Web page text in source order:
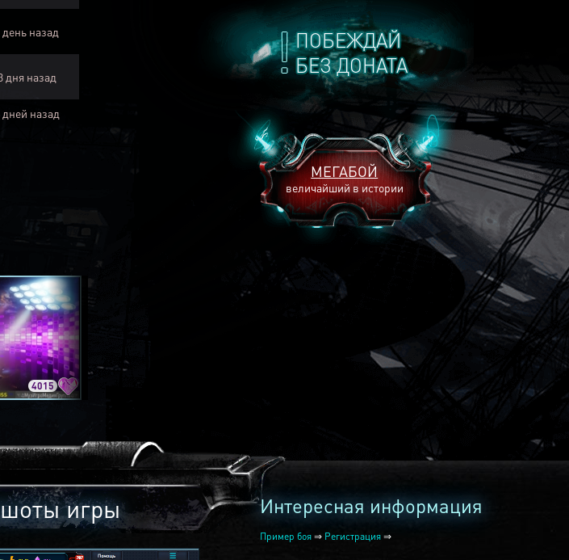
ПОБЕЖДАЙ
БЕЗ ДОНАТА
МЕГАБОЙ
величайший в истории
день назад
дня назад
дней назад
4015 2240
игры Интересная информация
Пример боя ⇒ Регистрация ⇒